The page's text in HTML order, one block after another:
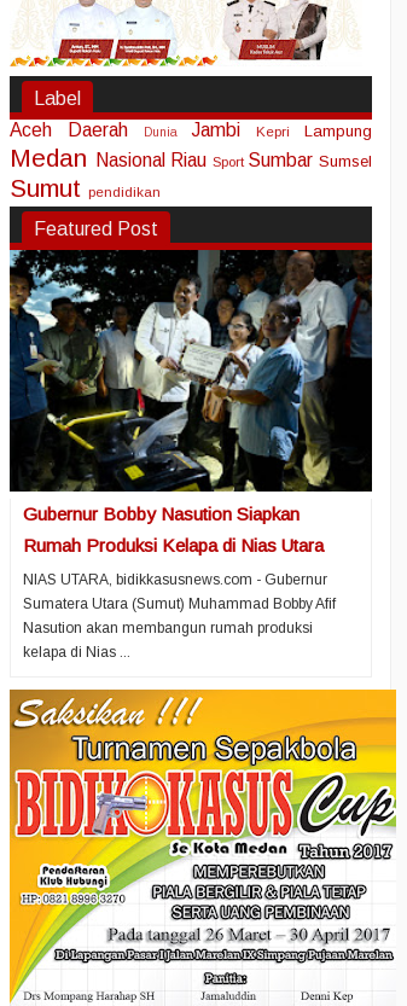
Label
Aceh
Daerah Dunia Jambi Kepri Lampung
Medan Nasional Riau Sport Sumbar Sumsel
Sumut pendidikan
Featured Post
Gubernur Bobby Nasution Siapkan
Rumah Produksi Kelapa di Nias Utara
NIAS UTARA, bidikkasusnews.com - Gubernur
Sumatera Utara (Sumut) Muhammad Bobby Afif
Nasution akan membangun rumah produksi
kelapa di Nias ...